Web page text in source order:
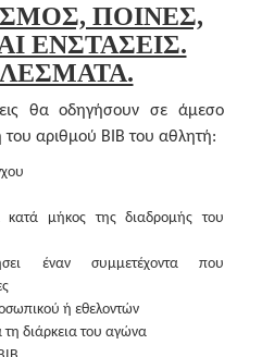
ΠΟΙΝΕΣ,
ΕΝΣΤΑΣΕΙΣ.
θα οδηγήσουν σε άμεσο
αριθμού BIB του αθλητή:
κατά μήκος της διαδρομής του
έναν συμμετέχοντα που
ή εθελοντών
διάρκεια του αγώνα